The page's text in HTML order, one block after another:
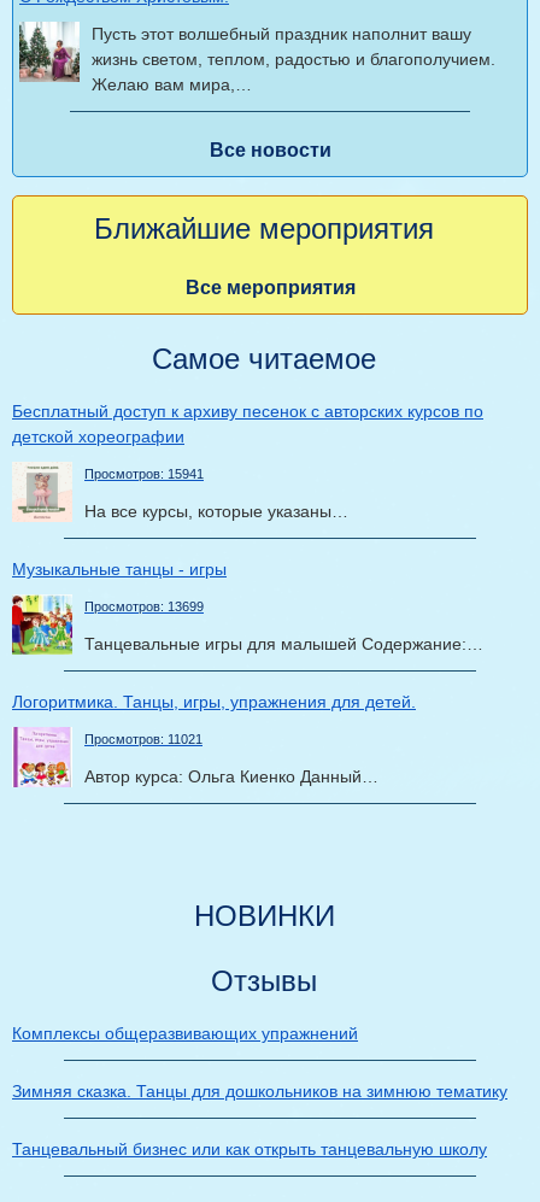
Пусть этот волшебный праздник наполнит вашу
жизнь светом, теплом, радостью и благополучием.
Желаю вам мира,…
Все новости
Ближайшие мероприятия
Все мероприятия
Самое читаемое
Бесплатный доступ к архиву песенок с авторских курсов по
детской хореографии
Просмотров: 15941
На все курсы, которые указаны…
Музыкальные танцы - игры
Просмотров: 13699
Танцевальные игры для малышей Содержание:…
Логоритмика. Танцы, игры, упражнения для детей.
Просмотров: 11021
Автор курса: Ольга Киенко Данный…
НОВИНКИ
Отзывы
Комплексы общеразвивающих упражнений
Зимняя сказка. Танцы для дошкольников на зимнюю тематику
Танцевальный бизнес или как открыть танцевальную школу